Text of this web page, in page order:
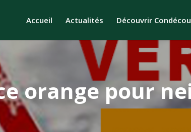
Accueil Actualités Découvrir
orange pour